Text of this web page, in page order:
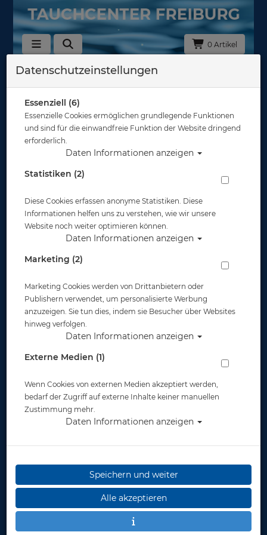
0 Artikel
Multi-Task Communication Systems
In dieser Ansicht sind keine Produkte verfügbar
Gut abgesichert?
Informationen
Zahlungsmöglichkeiten
Widerruf
* inkl. MwSt.zzgl. Versandkosten
Datenschutzeinstellungen
Essenziell (6)
Essenzielle Cookies ermöglichen grundlegende Funktionen
und sind für die einwandfreie Funktion der Website dringend
erforderlich.
Daten Informationen anzeigen
Statistiken (2)
Diese Cookies erfassen anonyme Statistiken. Diese
Informationen helfen uns zu verstehen, wie wir unsere
Website noch weiter optimieren können.
Daten Informationen anzeigen
Marketing (2)
Marketing Cookies werden von Drittanbietern oder
Publishern verwendet, um personalisierte Werbung
anzuzeigen. Sie tun dies, indem sie Besucher über Websites
hinweg verfolgen.
Daten Informationen anzeigen
Externe Medien (1)
Wenn Cookies von externen Medien akzeptiert werden,
bedarf der Zugriff auf externe Inhalte keiner manuellen
Zustimmung mehr.
Daten Informationen anzeigen
Speichern und weiter
Alle akzeptieren